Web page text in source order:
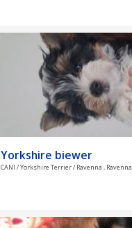
Yorkshire biewer
CANI / Yorkshire Terrier / Ravenna , Ravenna